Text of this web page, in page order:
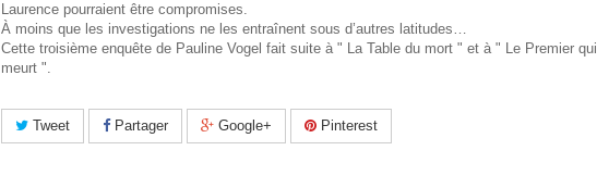
Laurence pourraient être compromises.
À moins que les investigations ne les entraînent sous d’autres latitudes…
Cette troisième enquête de Pauline Vogel fait suite à " La Table du mort " et à " Le Premier qui
meurt ".
Tweet Partager Google+ Pinterest